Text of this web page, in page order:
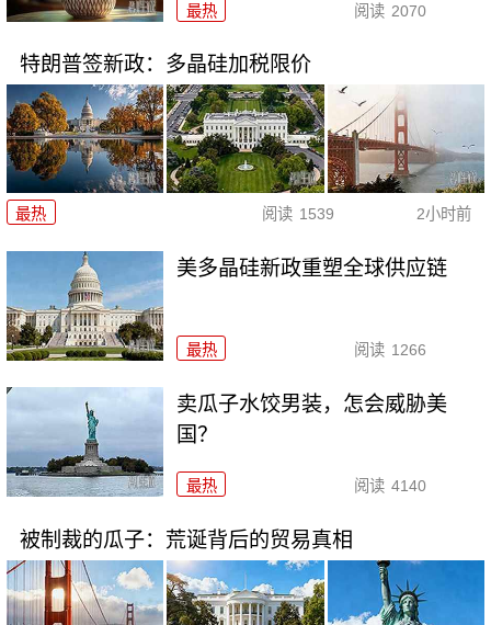
最热 阅读 2070
特朗普签新政：多晶硅加税限价
最热 阅读 1539 2小时前
美多晶硅新政重塑全球供应链
最热 阅读 1266
卖瓜子水饺男装，怎会威胁美
国？
最热 阅读 4140
被制裁的瓜子：荒诞背后的贸易真相